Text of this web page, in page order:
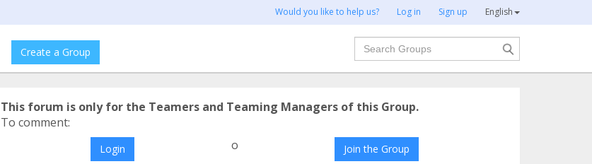
Would you like to help us? Log in Sign up English
Create a Group
Search
This forum is only for the Teamers and Teaming Managers of this Group.
To comment:
Login o Join the Group